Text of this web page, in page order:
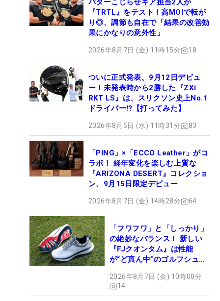
パターこじらせギア担当2人が
『TRTL』をテスト！高MOIで転が
り◎、調節も自在で「結果の改善効
果にかなりの意外性」
2026年8月7日 (金) 11時15分 18
ついに正式発表、9月12日デビュ
ー！未発表時から2勝した『ZXi
RKT LS』は、スリクソン史上No.1
ドライバー!?【打ってみた】
2026年8月5日 (水) 11時31分 83
「PING」×「ECCO Leather」がコ
ラボ！ 経年変化を楽しむ上質な
『ARIZONA DESERT』コレクショ
ン、9月15日限定デビュー
2026年8月7日 (金) 14時28分 64
「フワフワ」と「しっかり」
の絶妙なバランス！ 新しい
『FJクオンタム』は性能
が“ど真ん中”のゴルフシュー
2026年8月7日 (金) 10時00分
14